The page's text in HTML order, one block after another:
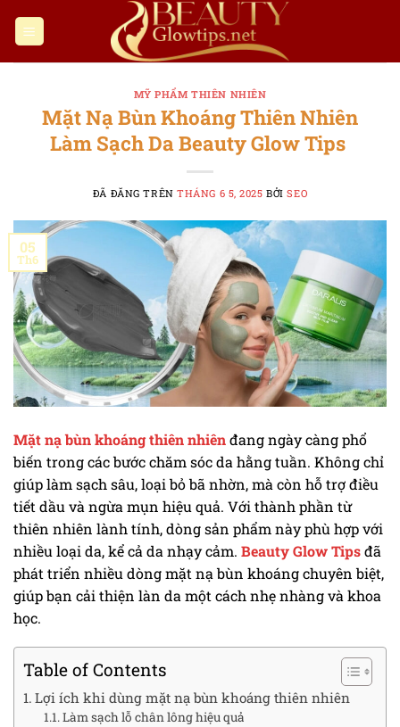
đến
MỸ PHẨM THIÊN NHIÊN
Mặt Nạ Bùn Khoáng Thiên Nhiên
Làm Sạch Da Beauty Glow Tips
ĐÃ ĐĂNG TRÊNTHÁNG 6 5, 2025 BỞISEO
05
Th6
Mặt nạ bùn khoáng thiên nhiênđang ngày càng phổ
biến trong các bước chăm sóc da hằng tuần. Không chỉ
giúp làm sạch sâu, loại bỏ bã nhờn, mà còn hỗ trợ điều
tiết dầu và ngừa mụn hiệu quả. Với thành phần từ
thiên nhiên lành tính, dòng sản phẩm này phù hợp với
nhiều loại da, kể cả da nhạy cảm. Beauty Glow Tipsđã
phát triển nhiều dòng mặt nạ bùn khoáng chuyên biệt,
giúp bạn cải thiện làn da một cách nhẹ nhàng và khoa
học.
Table of Contents
Lợi ích khi dùng mặt nạ bùn khoáng thiên nhiên
Làm sạch lỗ chân lông hiệu quả